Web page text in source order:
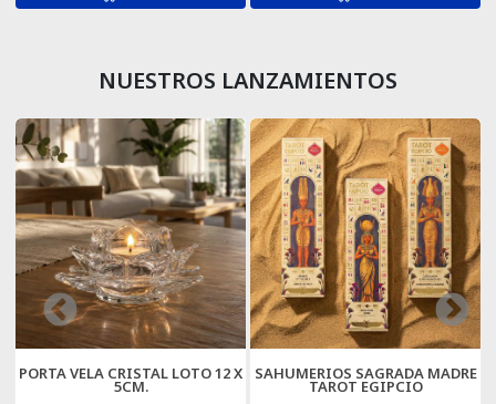
NUESTROS LANZAMIENTOS
PORTA VELA CRISTAL LOTO 12 X
5CM.
SAHUMERIOS SAGRADA MADRE
TAROT EGIPCIO